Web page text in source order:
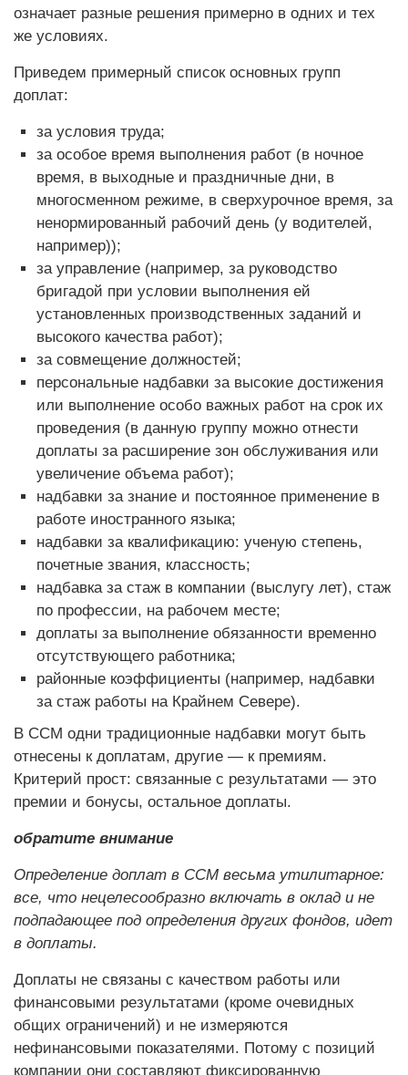
означает разные решения примерно в одних и тех
же условиях.
Приведем примерный список основных групп
доплат:
за условия труда;
за особое время выполнения работ (в ночное
время, в выходные и праздничные дни, в
многосменном режиме, в сверхурочное время, за
ненормированный рабочий день (у водителей,
например));
за управление (например, за руководство
бригадой при условии выполнения ей
установленных производственных заданий и
высокого качества работ);
за совмещение должностей;
персональные надбавки за высокие достижения
или выполнение особо важных работ на срок их
проведения (в данную группу можно отнести
доплаты за расширение зон обслуживания или
увеличение объема работ);
надбавки за знание и постоянное применение в
работе иностранного языка;
надбавки за квалификацию: ученую степень,
почетные звания, классность;
надбавка за стаж в компании (выслугу лет), стаж
по профессии, на рабочем месте;
доплаты за выполнение обязанности временно
отсутствующего работника;
районные коэффициенты (например, надбавки
за стаж работы на Крайнем Севере).
В ССМ одни традиционные надбавки могут быть
отнесены к доплатам, другие — к премиям.
Критерий прост: связанные с результатами — это
премии и бонусы, остальное доплаты.
обратите внимание
Определение доплат в ССМ весьма утилитарное:
все, что нецелесообразно включать в оклад и не
подпадающее под определения других фондов, идет
в доплаты.
Доплаты не связаны с качеством работы или
финансовыми результатами (кроме очевидных
общих ограничений) и не измеряются
нефинансовыми показателями. Потому с позиций
компании они составляют фиксированную